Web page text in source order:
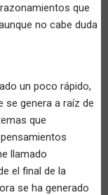
que
no cabe duda
un poco rápido,
se genera a raíz de
que
llamado
el final de la
se ha generado